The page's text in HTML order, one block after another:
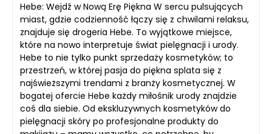
Hebe: Wejdź w Nową Erę Piękna W sercu pulsujących
miast, gdzie codzienność łączy się z chwilami relaksu,
znajduje się drogeria Hebe. To wyjątkowe miejsce,
które na nowo interpretuje świat pielęgnacji i urody.
Hebe to nie tylko punkt sprzedaży kosmetyków; to
przestrzeń, w której pasja do piękna splata się z
najświeższymi trendami z branży kosmetycznej. W
bogatej ofercie Hebe każdy miłośnik urody znajdzie
coś dla siebie. Od ekskluzywnych kosmetyków do
pielęgnacji skóry po profesjonalne produkty do